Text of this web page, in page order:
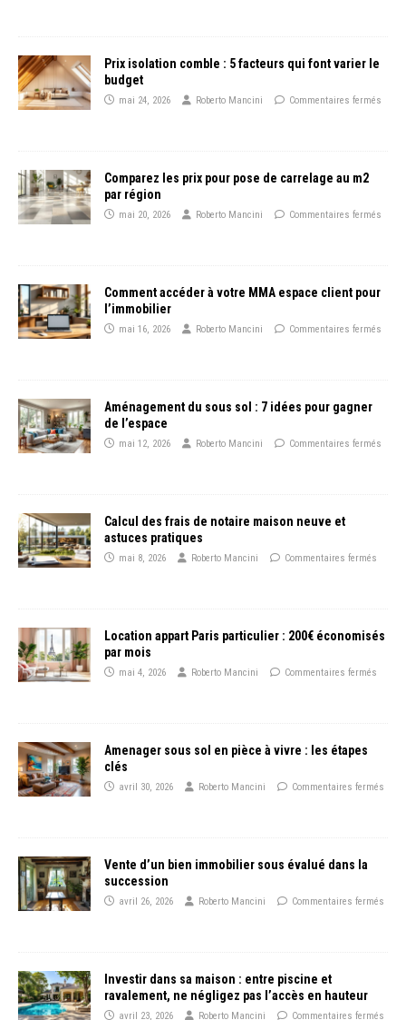
Prix isolation comble : 5 facteurs qui font varier le
budget
mai 24, 2026 Roberto Mancini Commentaires fermés
Comparez les prix pour pose de carrelage au m2
par région
mai 20, 2026 Roberto Mancini Commentaires fermés
Comment accéder à votre MMA espace client pour
l’immobilier
mai 16, 2026 Roberto Mancini Commentaires fermés
Aménagement du sous sol : 7 idées pour gagner
de l’espace
mai 12, 2026 Roberto Mancini Commentaires fermés
Calcul des frais de notaire maison neuve et
astuces pratiques
mai 8, 2026 Roberto Mancini Commentaires fermés
Location appart Paris particulier : 200€ économisés
par mois
mai 4, 2026 Roberto Mancini Commentaires fermés
Amenager sous sol en pièce à vivre : les étapes
clés
avril 30, 2026 Roberto Mancini Commentaires fermés
Vente d’un bien immobilier sous évalué dans la
succession
avril 26, 2026 Roberto Mancini Commentaires fermés
Investir dans sa maison : entre piscine et
ravalement, ne négligez pas l’accès en hauteur
avril 23, 2026 Roberto Mancini Commentaires fermés